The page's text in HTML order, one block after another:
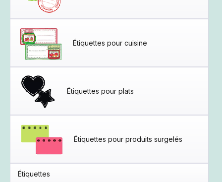
Étiquettes pour cuisine
Étiquettes pour plats
Étiquettes pour produits surgelés
Étiquettes